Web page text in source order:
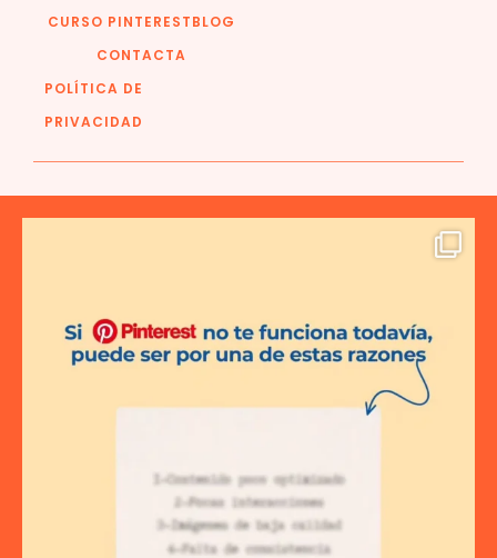
CURSO PINTERESTBLOG
CONTACTA
POLÍTICA DE
PRIVACIDAD